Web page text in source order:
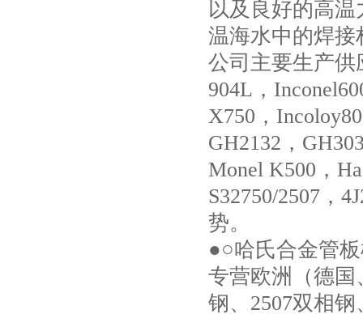
以及良好的高
温海水中的焊
公司主要生产供
904L，
X750，
GH2132，
Monel K500，
S32750/2507，
势。
●○哈氏合金管
专营欧洲（德
钢、2507双相